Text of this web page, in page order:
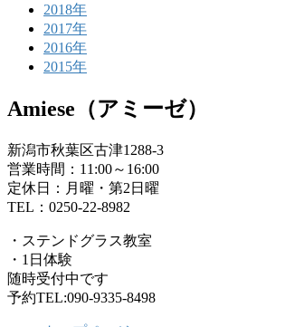
2018年
2017年
2016年
2015年
Amiese（アミーゼ）
新潟市秋葉区古津1288-3
営業時間：11:00～16:00
定休日：月曜・第2日曜
TEL：0250-22-8982
・ステンドグラス教室
・1日体験
随時受付中です
予約TEL:090-9335-8498